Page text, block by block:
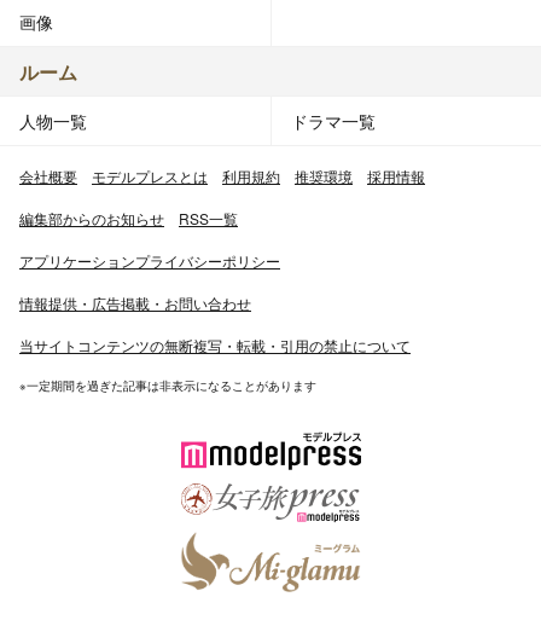
画像
ルーム
人物一覧 ドラマ一覧
会社概要 モデルプレスとは 利用規約 推奨環境 採用情報
編集部からのお知らせ RSS一覧
アプリケーションプライバシーポリシー
情報提供・広告掲載・お問い合わせ
当サイトコンテンツの無断複写・転載・引用の禁止について
※一定期間を過ぎた記事は非表示になることがあります